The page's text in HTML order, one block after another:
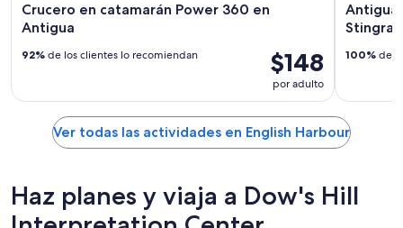
Crucero en catamarán Power 360 en
Antigua
$148
por adulto
92% de los clientes lo recomiendan 100% de
Ver todas las actividades en English Harbour
Haz planes y viaja a Dow's Hill